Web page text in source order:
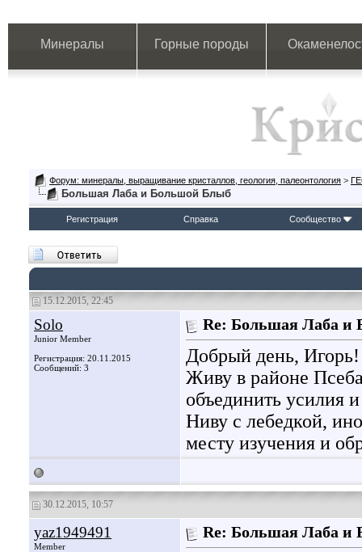
Минералы Горные породы
Форум: минералы, выращивание кристаллов, геология, палеонтология >
Большая Лаба и Большой Блыб
Регистрация Справка Сообщество
15.12.2015, 22:45
Solo
Junior Member
Регистрация: 20.11.2015
Сообщений: 3
Re: Большая Лаба и
Добрый день, Игорь!
Живу в районе
объединить усилия
Ниву с лебедкой,
месту изучения и
30.12.2015, 10:57
yaz1949491
Member
Re: Большая Лаба и